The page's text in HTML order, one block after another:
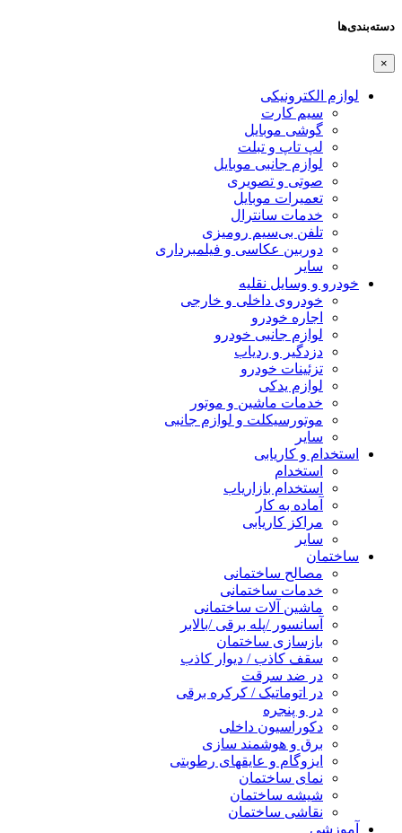
دسته‌بندی‌ها
×
لوازم الکترونیکی
سیم کارت
گوشی موبایل
لپ تاپ و تبلت
لوازم جانبی موبایل
صوتی و تصویری
تعمیرات موبایل
خدمات سانترال
تلفن بی‌سیم رومیزی
دوربین عکاسی و فیلمبرداری
سایر
خودرو و وسایل نقلیه
خودروی داخلی و خارجی
اجاره خودرو
لوازم جانبی خودرو
دزدگیر و ردیاب
تزئینات خودرو
لوازم یدکی
خدمات ماشین و موتور
موتورسیکلت و لوازم جانبی
سایر
استخدام و کاریابی
استخدام
استخدام بازاریاب
آماده به کار
مراکز کاریابی
سایر
ساختمان
مصالح ساختمانی
خدمات ساختمانی
ماشین آلات ساختمانی
آسانسور /پله برقی /بالابر
بازسازی ساختمان
سقف کاذب / دیوار کاذب
در ضد سرقت
در اتوماتیک / کرکره برقی
در و پنجره
دکوراسیون داخلی
برق و هوشمند سازی
ایزوگام و عایقهای رطوبتی
نمای ساختمان
شیشه ساختمان
نقاشی ساختمان
آموزشی